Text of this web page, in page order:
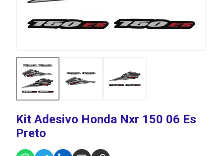
Kit Adesivo Honda Nxr 150 06 Es
Preto